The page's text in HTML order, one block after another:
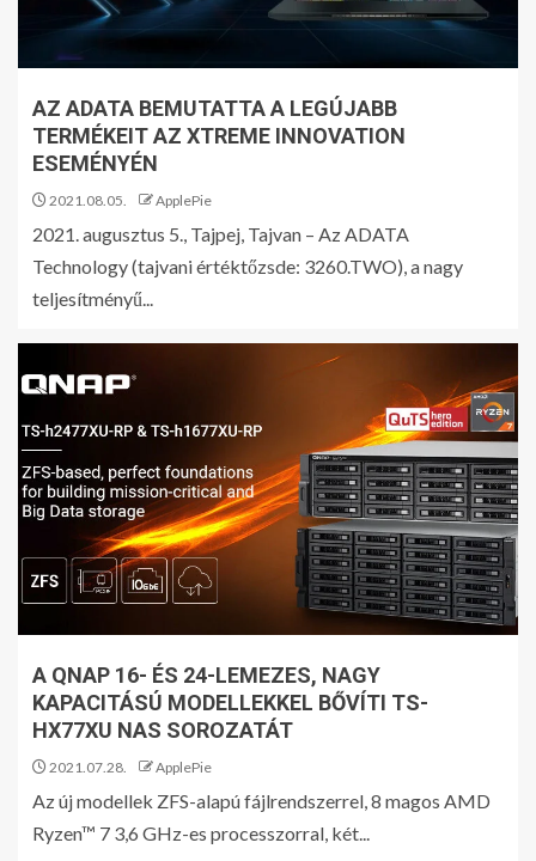
AZ ADATA BEMUTATTA A LEGÚJABB
TERMÉKEIT AZ XTREME INNOVATION
ESEMÉNYÉN
2021.08.05. ApplePie
2021. augusztus 5., Tajpej, Tajvan – Az ADATA
Technology (tajvani értéktőzsde: 3260.TWO), a nagy
teljesítményű...
A QNAP 16- ÉS 24-LEMEZES, NAGY
KAPACITÁSÚ MODELLEKKEL BŐVÍTI TS-
HX77XU NAS SOROZATÁT
2021.07.28. ApplePie
Az új modellek ZFS-alapú fájlrendszerrel, 8 magos AMD
Ryzen™ 7 3,6 GHz-es processzorral, két...